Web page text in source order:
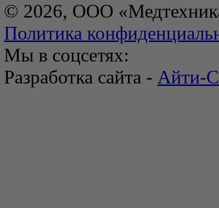
© 2026, ООО
Политика
Мы в соцсетях:
Разработка сайта - Айти-